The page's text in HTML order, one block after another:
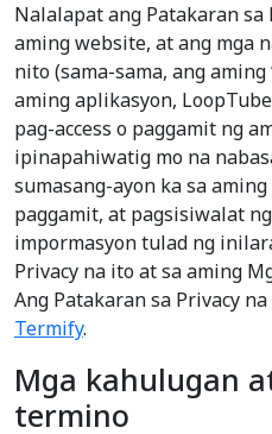
Nalalapat ang Patakaran
aming website, at ang mga
nito (sama-sama, ang aming
aming aplikasyon,
pag-access o paggamit ng
ipinapahiwatig mo na
sumasang-ayon ka sa
paggamit, at pagsisiwalat
impormasyon tulad ng
Privacy na ito at sa aming
Ang Patakaran sa Privacy
Termify.
Mga kahulugan
termino